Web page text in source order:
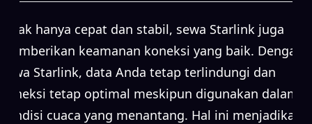
Tidak hanya cepat dan stabil, sewa Starlink juga
memberikan keamanan koneksi yang baik. Dengan
sewa Starlink, data Anda tetap terlindungi dan
koneksi tetap optimal meskipun digunakan dalam
kondisi cuaca yang menantang. Hal ini menjadikan